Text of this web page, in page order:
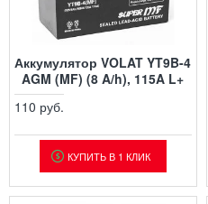
Аккумулятор VOLAT YT9B-4
AGM (MF) (8 A/h), 115A L+
110 руб.
КУПИТЬ В 1 КЛИК